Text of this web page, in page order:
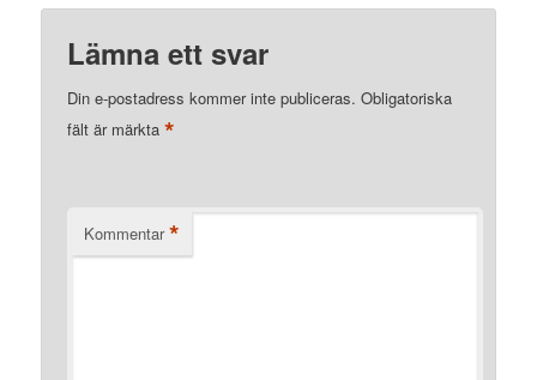
Lämna ett svar
Din e-postadress kommer inte publiceras. Obligatoriska
fält är märkta*
Kommentar *